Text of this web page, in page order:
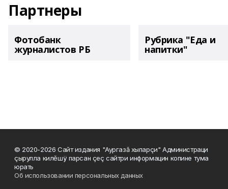
Партнеры
Фотобанк
журналистов РБ
Рубрика "Еда и
напитки"
© 2020-2026 Сайт издания "Аургазă хыпарçи" Администраци
çырулла килĕшÿ парсан çеç сайтри информацин копине тума
юрать
Об использовании персональных данных